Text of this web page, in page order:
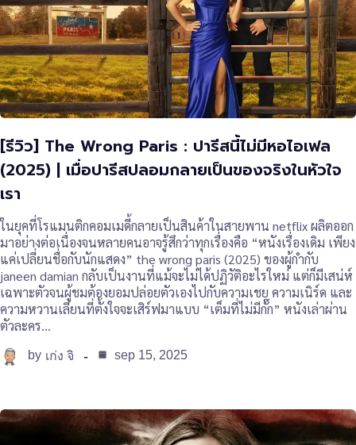
[รีวิว] The Wrong Paris : ปารีสนี้ไม่มีหอไอเฟล
(2025) | เมื่อปารีสปลอมกลายเป็นของจริงในหัวใจ
เรา
ในยุคที่โรแมนติกคอมเมดี้กลายเป็นสินค้าในสายพาน netflix ผลิตออก
มาอย่างต่อเนื่องจนหลายคนอาจรู้สึกว่าทุกเรื่องคือ “หนังเรื่องเดิม เพียง
แค่เปลี่ยนชื่อกับนักแสดง” the wrong paris (2025) ของผู้กำกับ
janeen damian กลับเป็นงานที่แม้จะไม่ได้ปฏิวัติอะไรใหม่ แต่ก็มีเสน่ห์
เฉพาะตัวจนผู้ชมต้องยอมปล่อยตัวเองไปกับความเชย ความเนิร์ด และ
ความหวานเลี่ยนที่ตั้งใจจะเสิร์ฟมาแบบ “เต็มที่ไม่มีกั๊ก” หนังเล่าผ่าน
ตัวละคร…
by เก่ง จิ sep 15, 2025